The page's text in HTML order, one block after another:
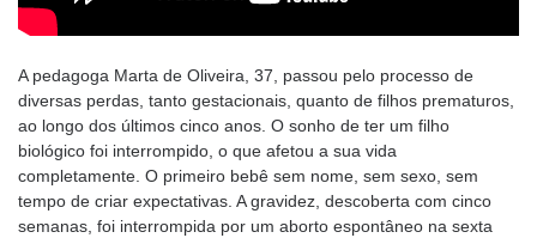
A pedagoga Marta de Oliveira, 37, passou pelo processo de
diversas perdas, tanto gestacionais, quanto de filhos prematuros,
ao longo dos últimos cinco anos. O sonho de ter um filho
biológico foi interrompido, o que afetou a sua vida
completamente. O primeiro bebê sem nome, sem sexo, sem
tempo de criar expectativas. A gravidez, descoberta com cinco
semanas, foi interrompida por um aborto espontâneo na sexta